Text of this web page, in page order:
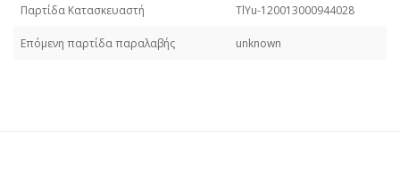
Παρτίδα Κατασκευαστή TlYu-120013000944028
Επόμενη παρτίδα παραλαβής unknown